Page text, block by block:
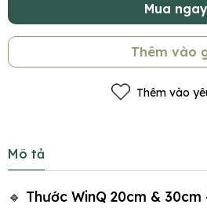
Mua ngay
Thêm vào
Thêm vào
Mô tả
🔹 Thước WinQ 20cm &